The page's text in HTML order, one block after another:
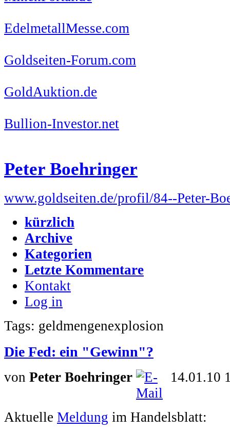
EdelmetallMesse.com
Goldseiten-Forum.com
GoldAuktion.de
Bullion-Investor.net
Peter Boehringer
www.goldseiten.de/profil/84--Peter-
kürzlich
Archive
Kategorien
Letzte Kommentare
Kontakt
Log in
Tags: geldmengenexplosion
Die Fed: ein "Gewinn"?
von Peter Boehringer 14.01.10
Aktuelle Meldung im Handelsblatt: